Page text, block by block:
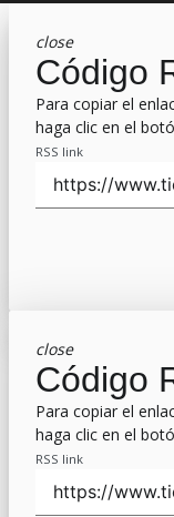
close
Código
Para copiar el
haga clic en el
RSS link
close
Código
Para copiar el
haga clic en el
RSS link